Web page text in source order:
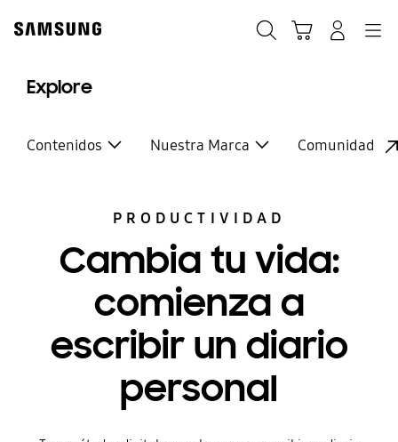
content
Explore
Contenidos Nuestra Marca Comunidad
PRODUCTIVIDAD
Cambia tu vida:
comienza a
escribir un diario
personal